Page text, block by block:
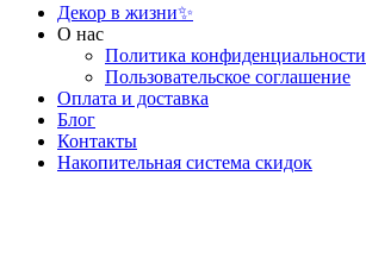
Декор в жизни✨
О нас
Политика конфиденциальности
Пользовательское соглашение
Оплата и доставка
Блог
Контакты
Накопительная система скидок